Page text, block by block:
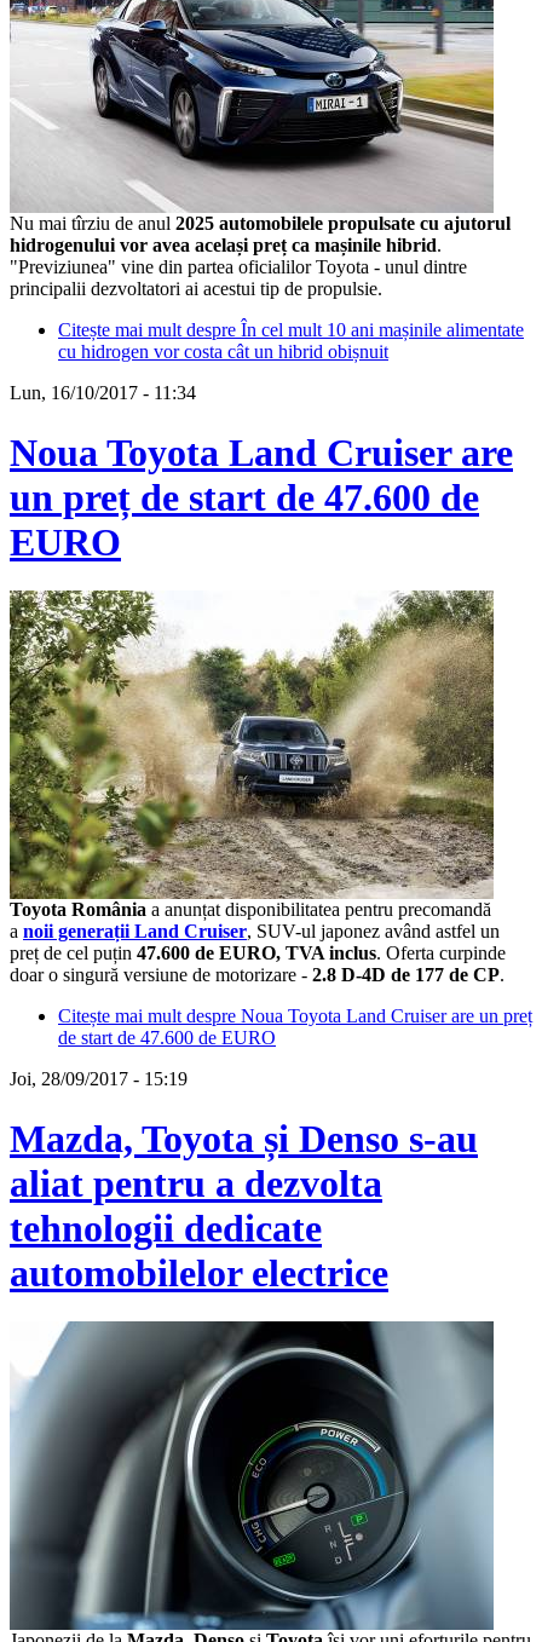
Nu mai tîrziu de anul 2025 automobilele propulsate cu ajutorul
hidrogenului vor avea același preț ca mașinile hibrid.
"Previziunea" vine din partea oficialilor Toyota - unul dintre
principalii dezvoltatori ai acestui tip de propulsie.
Citește mai mult despre În cel mult 10 ani mașinile alimentate
cu hidrogen vor costa cât un hibrid obișnuit
Lun, 16/10/2017 - 11:34
Noua Toyota Land Cruiser are
un preț de start de 47.600 de
EURO
Toyota România a anunțat disponibilitatea pentru precomandă
a noii generații Land Cruiser, SUV-ul japonez având astfel un
preț de cel puțin 47.600 de EURO, TVA inclus. Oferta curpinde
doar o singură versiune de motorizare - 2.8 D-4D de 177 de CP.
Citește mai mult despre Noua Toyota Land Cruiser are un preț
de start de 47.600 de EURO
Joi, 28/09/2017 - 15:19
Mazda, Toyota și Denso s-au
aliat pentru a dezvolta
tehnologii dedicate
automobilelor electrice